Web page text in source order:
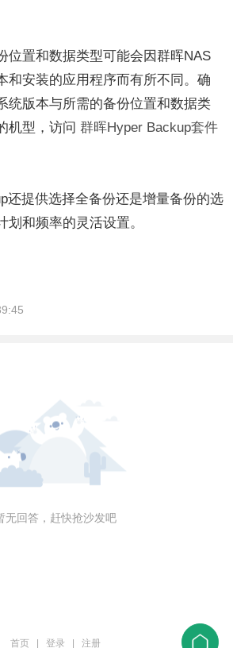
位置和数据类型可能会因群晖NAS
和安装的应用程序而有所不同。确
统版本与所需的备份位置和数据类
机型，访问 群晖Hyper Backup套件
还提供选择全备份还是增量备份的选
和频率的灵活设置。
无回答，赶快抢沙发吧
首页 登录 注册